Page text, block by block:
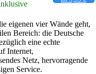
eigenen vier Wände geht,
Bereich: die Deutsche
eine echte
Internet,
Netz, hervorragende
Service.